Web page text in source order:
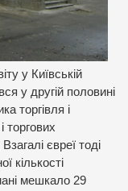
у Київській
у другій половині
торгівля і
торгових
євреї тоді
кількості
мешкало 29